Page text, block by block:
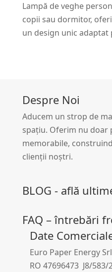
Lampă de veghe
copii sau dormitor,
un design unic
Despre Noi
Aducem un strop de
spațiu. Oferim nu doar
memorabile,
clienții noștri.
BLOG - află
FAQ – întrebări
Date
Euro Paper Energy Srl
RO 47696473 J8/583/